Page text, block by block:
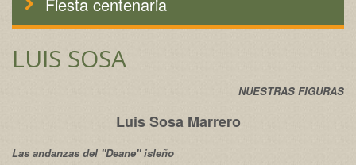
LUIS SOSA
NUESTRAS FIGURAS
Luis Sosa Marrero
Las andanzas del "Deane" isleño